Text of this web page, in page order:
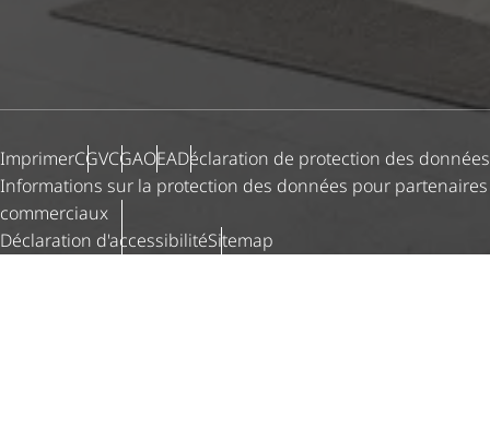
ImprimerCGVCGAOEADéclaration de protection des données
Informations sur la protection des données pour partenaires
commerciaux
Déclaration d'ac­ces­si­bi­litéSitemap